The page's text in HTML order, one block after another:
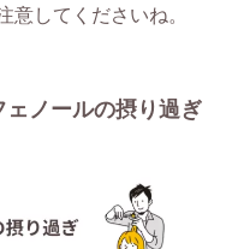
意してくださいね。
ノールの摂り過ぎ